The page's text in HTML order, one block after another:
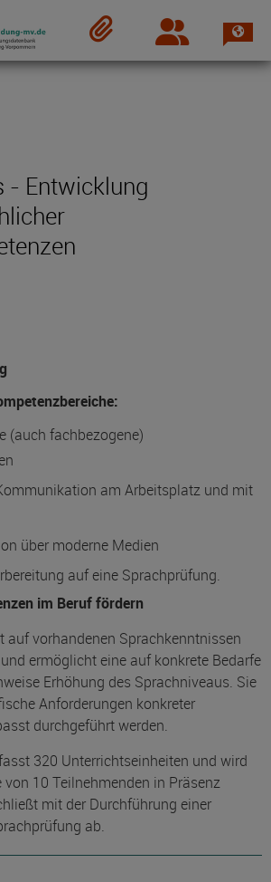
Login
- Entwicklung
(auch fachbezogene)
am Arbeitsplatz und mit
über moderne Medien
auf eine Sprachprüfung.
im Beruf fördern
auf vorhandenen Sprachkenntnissen
ermöglicht eine auf konkrete Bedarfe
Erhöhung des Sprachniveaus. Sie
Anforderungen konkreter
durchgeführt werden.
320 Unterrichtseinheiten und wird
10 Teilnehmenden in Präsenz
mit der Durchführung einer
ab.